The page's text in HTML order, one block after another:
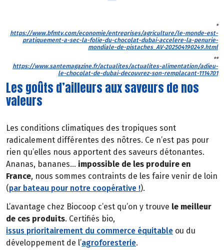
*
https://www.bfmtv.com/economie/entreprises/agriculture/le-monde-est-
pratiquement-a-sec-la-folie-du-chocolat-dubai-accelere-la-penurie-
mondiale-de-pistaches_AV-202504190249.html
**
https://www.santemagazine.fr/actualites/actualites-alimentation/adieu-
le-chocolat-de-dubai-decouvrez-son-remplacant-1114701
Les goûts d’ailleurs aux saveurs de nos
valeurs
Les conditions climatiques des tropiques sont
radicalement différentes des nôtres. Ce n’est pas pour
rien qu’elles nous apportent des saveurs détonantes.
Ananas, bananes… impossible de les produire en
France, nous sommes contraints de les faire venir de loin
(par bateau pour notre coopérative !).
L’avantage chez Biocoop c’est qu’on y trouve le meilleur
de ces produits. Certifiés bio,
issus prioritairement du commerce équitable ou du
développement de l’agroforesterie.